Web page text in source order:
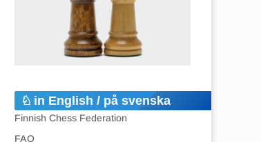
in English / på svenska
Finnish Chess Federation
FAQ